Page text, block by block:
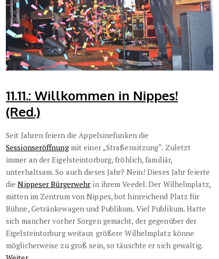
11.11.: Willkommen in Nippes!
(Red.)
Seit Jahren feiern die Appelsinefunken die
Sessionseröffnungmit einer „Straßensitzung“. Zuletzt
immer an der Eigelsteintorburg, fröhlich, familiär,
unterhaltsam. So auch dieses Jahr? Nein! Dieses Jahr feierte
dieNippeser Bürgerwehr in ihrem Veedel. Der Wilhelmplatz,
mitten im Zentrum von Nippes, bot hinreichend Platz für
Bühne, Getränkewagen und Publikum. Viel Publikum. Hatte
sich mancher vorher Sorgen gemacht, der gegenüber der
Eigelsteintorburg weitaus größere Wilhelmplatz könne
möglicherweise zu groß sein, so täuschte er sich gewaltig.